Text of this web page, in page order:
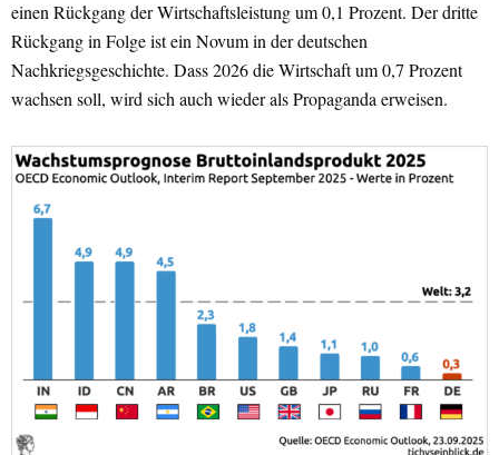
einen Rückgang der Wirtschaftsleistung um 0,1 Prozent. Der dritte
Rückgang in Folge ist ein Novum in der deutschen
Nachkriegsgeschichte. Dass 2026 die Wirtschaft um 0,7 Prozent
wachsen soll, wird sich auch wieder als Propaganda erweisen.